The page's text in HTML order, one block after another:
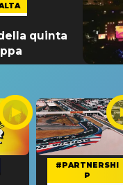
quinta
#PARTNERSHI
P